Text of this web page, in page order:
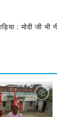
: मोदी जी भी